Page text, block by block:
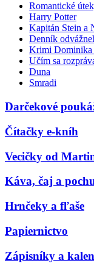
Romantické
Harry Potter
Kapitán Stein a
Denník
Krimi Dominika
Učím sa
Duna
Smradi
Darčekové
Čítačky e-kníh
Vecičky od
Káva, čaj a
Hrnčeky a fľaše
Papiernictvo
Zápisníky a